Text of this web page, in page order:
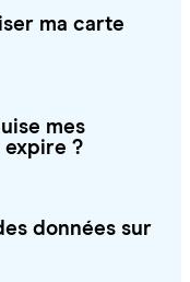
ma carte
mes
expire ?
données sur